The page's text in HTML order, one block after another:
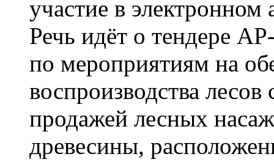
участие в
Речь идёт о тендере
по мероприятиям на
воспроизводства
продажей лесных
древесины,